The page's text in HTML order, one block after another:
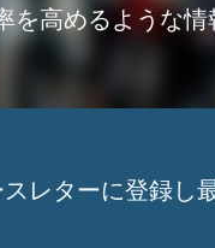
を高めるような
レターに登録し